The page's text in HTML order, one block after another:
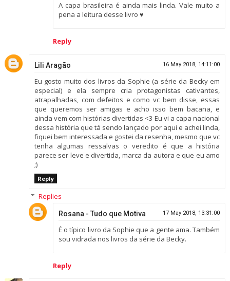
A capa brasileira é ainda mais linda. Vale muito a
pena a leitura desse livro ♥
Reply
Lili Aragão 16 May 2018, 14:11:00
Eu gosto muito dos livros da Sophie (a série da Becky em
especial) e ela sempre cria protagonistas cativantes,
atrapalhadas, com defeitos e como vc bem disse, essas
que queremos ser amigas e acho isso bem bacana, e
ainda vem com histórias divertidas <3 Eu vi a capa nacional
dessa história que tá sendo lançado por aqui e achei linda,
fiquei bem interessada e gostei da resenha, mesmo que vc
tenha algumas ressalvas o veredito é que a história
parece ser leve e divertida, marca da autora e que eu amo
;)
Reply
Replies
Rosana - Tudo que Motiva 17 May 2018, 13:31:00
É o típico livro da Sophie que a gente ama. Também
sou vidrada nos livros da série da Becky.
Reply